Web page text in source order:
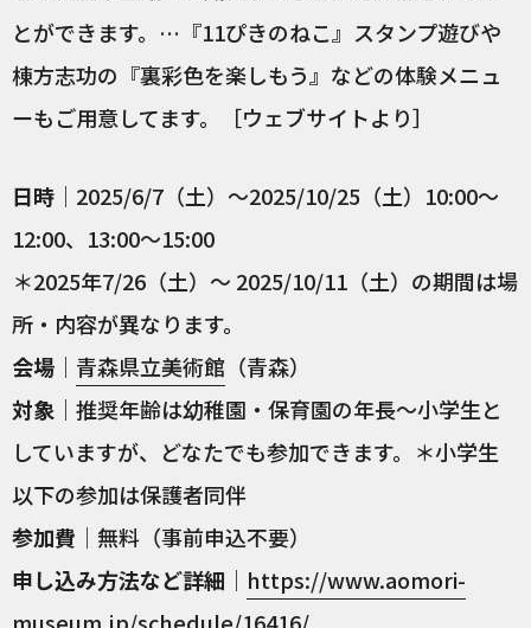
とができます。…『11ぴきのねこ』スタンプ遊びや
棟方志功の『裏彩色を楽しもう』などの体験メニュ
ーもご用意してます。［ウェブサイトより］
日時 ｜2025/6/7（土）～2025/10/25（土）10:00〜
12:00、13:00〜15:00
＊2025年7/26（土）～ 2025/10/11（土）の期間は場
所・内容が異なります。
会場 ｜ 青森県立美術館 （青森）
対象 ｜推奨年齢は幼稚園・保育園の年長～小学生と
していますが、どなたでも参加できます。＊小学生
以下の参加は保護者同伴
参加費 ｜無料（事前申込不要）
申し込み方法など詳細 ｜ https://www.aomori-